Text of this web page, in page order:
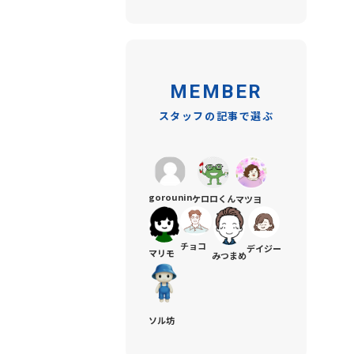
MEMBER
スタッフの記事で選ぶ
gorouninケロロくんマツヨ
マリモ
チョコ
みつまめ
デイジー
ソル坊